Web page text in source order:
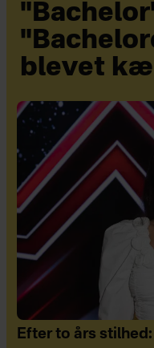
blevet
Efter to års